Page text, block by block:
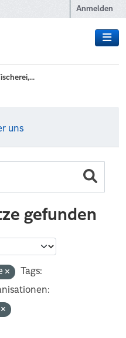
Anmelden
uns
gefunden
Tags: